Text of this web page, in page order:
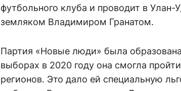
футбольного клуба и проводит в
земляком Владимиром Гранатом.
Партия «Новые люди» была
выборах в 2020 году она смогла
регионов. Это дало ей специальную